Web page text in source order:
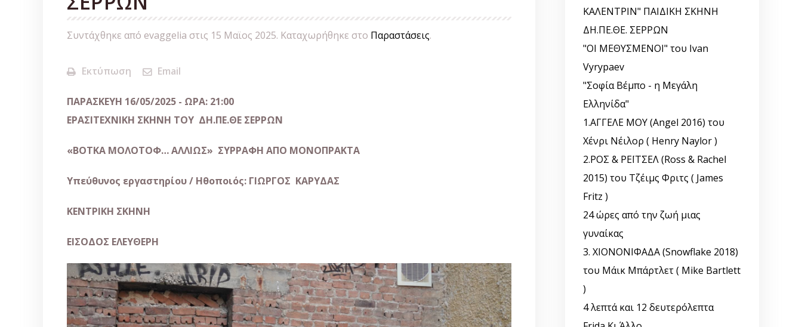
Συντάχθηκε από evaggelia στις 15 Μαϊος 2025. Καταχωρήθηκε στο Παραστάσεις.
Εκτύπωση Email
ΠΑΡΑΣΚΕΥΗ 16/05/2025 - ΩΡΑ: 21:00
ΕΡΑΣΙΤΕΧΝΙΚΗ ΣΚΗΝΗ ΤΟΥ ΔΗ.ΠΕ.ΘΕ ΣΕΡΡΩΝ
«ΒΟΤΚΑ ΜΟΛΟΤΟΦ… ΑΛΛΙΩΣ» ΣΥΡΡΑΦΗ ΑΠΟ ΜΟΝΟΠΡΑΚΤΑ
Υπεύθυνος εργαστηρίου / Ηθοποιός: ΓΙΩΡΓΟΣ KΑΡΥΔΑΣ
ΚΕΝΤΡΙΚΗ ΣΚΗΝΗ
ΕΙΣΟΔΟΣ ΕΛΕΥΘΕΡΗ
ΚΑΛΕΝΤΡΙΝ" ΠΑΙΔΙΚΗ ΣΚΗΝΗ
ΔΗ.ΠΕ.ΘΕ. ΣΕΡΡΩΝ
"ΟΙ ΜΕΘΥΣΜΕΝΟΙ" του Ivan
Vyrypaev
"Σοφία Βέμπο - η Μεγάλη
Ελληνίδα"
1.ΑΓΓΕΛΕ ΜΟΥ (Angel 2016) του
Χένρι Νέιλορ ( Henry Naylor )
2.ΡΟΣ & ΡΕΪΤΣΕΛ (Ross & Rachel
2015) του Τζέιμς Φριτς ( James
Fritz )
24 ώρες από την ζωή μιας
γυναίκας
3. ΧΙΟΝΟΝΙΦΑΔΑ (Snowflake 2018)
του Μάικ Μπάρτλετ ( Mike Bartlett
)
4 λεπτά και 12 δευτερόλεπτα